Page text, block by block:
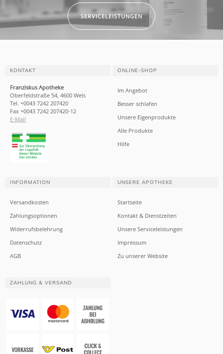
SERVICELEISTUNGEN
KONTAKT
Franziskus Apotheke
Oberfeldstraße 54, 4600 Wels
Tel. +0043 7242 207420
Fax +0043 7242 207420-12
E-Mail
ONLINE-SHOP
Im Angebot
Besser schlafen
Unsere Eigenprodukte
Alle Produkte
Hilfe
INFORMATION
Versandkosten
Zahlungsoptionen
Widerrufsbelehrung
Datenschutz
AGB
UNSERE APOTHEKE
Startseite
Kontakt & Dienstzeiten
Unsere Serviceleistungen
Impressum
Zu unserer Website
ZAHLUNG & VERSAND